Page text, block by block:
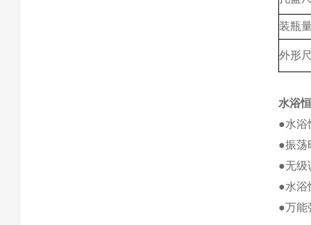
装瓶
外形
水浴
●水浴
●振荡
●无级
●水浴
●万能